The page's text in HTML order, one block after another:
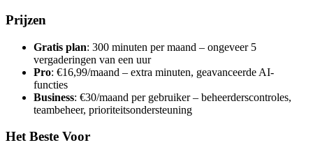
Prijzen
Gratis plan: 300 minuten per maand – ongeveer 5
vergaderingen van een uur
Pro: €16,99/maand – extra minuten, geavanceerde AI-
functies
Business: €30/maand per gebruiker – beheerderscontroles,
teambeheer, prioriteitsondersteuning
Het Beste Voor